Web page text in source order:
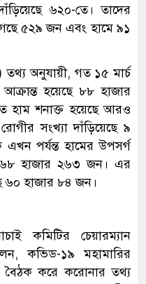
৬২০-তে। তাদের
৫২৯ জন এবং হামে ৯১
তথ্য অনুযায়ী, গত ১৫ মার্চ
আক্রান্ত হয়েছে ৮৮ হাজার
হাম শনাক্ত হয়েছে আরও
সংখ্যা দাঁড়িয়েছে ৯
পর্যন্ত হামের উপসর্গ
৬৮ হাজার ২৬৩ জন। এর
৬০ হাজার ৮৪ জন।
কমিটির চেয়ারম্যান
কভিড-১৯ মহামারির
বৈঠক করে করোনার তথ্য